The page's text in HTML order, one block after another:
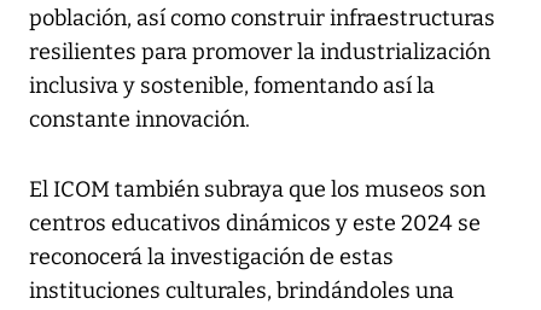
población, así como construir infraestructuras
resilientes para promover la industrialización
inclusiva y sostenible, fomentando así la
constante innovación.
El ICOM también subraya que los museos son
centros educativos dinámicos y este 2024 se
reconocerá la investigación de estas
instituciones culturales, brindándoles una